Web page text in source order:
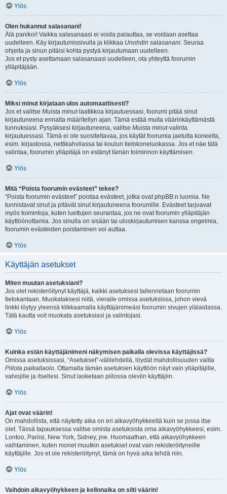
Ylös
Olen hukannut salasanani!
Älä panikoi! Vaikka salasanaasi ei voida palauttaa, se voidaan asettaa
uudelleen. Käy kirjautumissivulla ja klikkaa Unohdin salasanani. Seuraa
ohjeita ja sinun pitäisi kohta pystyä kirjautumaan uudelleen.
Jos et pysty asettamaan salasanaasi uudelleen, ota yhteyttä foorumin
ylläpitäjään.
Ylös
Miksi minut kirjataan ulos automaattisesti?
Jos et valitse Muista minut-laatikkoa kirjautuessasi, foorumi pitää sinut
kirjautuneena ennalta määritellyn ajan. Tämä estää muita väärinkäyttämästä
tunnuksiasi. Pysyäksesi kirjautuneena, valitse Muista minut-valinta
kirjautuessasi. Tämä ei ole suositeltavaa, jos käytät foorumia jaetulta koneelta,
esim. kirjastossa, nettikahvilassa tai koulun tietokoneluokassa. Jos et näe tätä
valintaa, foorumin ylläpitäjä on estänyt tämän toiminnon käyttämisen.
Ylös
Mitä “Poista foorumin evästeet” tekee?
“Poista foorumin evästeet” poistaa evästeet, jotka ovat phpBB:n luomia. Ne
tunnistavat sinut ja pitävät sinut kirjautuneena foorumille. Evästeet tarjoavat
myös toimintoja, kuten luettujen seurantaa, jos ne ovat foorumin ylläpitäjän
käyttöönottamia. Jos sinulla on sisään tai uloskirjautumisen kanssa ongelmia,
foorumin evästeiden poistaminen voi auttaa.
Ylös
Käyttäjän asetukset
Miten muutan asetuksiani?
Jos olet rekisteröitynyt käyttäjä, kaikki asetuksesi tallennetaan foorumin
tietokantaan. Muokataksesi niitä, vieraile omissa asetuksissa, johon vievä
linkki löytyy yleensä klikkaamalla käyttäjänimeäsi foorumin sivujen ylälaidassa.
Tätä kautta voit muokata asetuksiasi ja valintojasi.
Ylös
Kuinka estän käyttäjänimeni näkymisen paikalla olevissa käyttäjissä?
Omissa asetuksissasi, “Asetukset”-välilehdellä, löydät mahdollisuuden valita
Piilota paikallaolo. Ottamalla tämän asetuksen käyttöön näyt vain ylläpitäjille,
valvojille ja itsellesi. Sinut lasketaan piilossa oleviin käyttäjiin.
Ylös
Ajat ovat väärin!
On mahdollista, että näytetty aika on eri aikavyöhykkeeltä kuin se jossa itse
olet. Tässä tapauksessa valitse omista asetuksista oma aikavyöhykkeesi, esim.
Lontoo, Pariisi, New York, Sidney, jne. Huomaathan, että aikavyöhykkeen
vaihtaminen, kuten monet muutkin asetukset ovat vain rekisteröityneille
käyttäjille. Jos et ole rekisteröitynyt, tämä on hyvä aika tehdä niin.
Ylös
Vaihdoin aikavyöhykkeen ja kellonaika on silti väärin!